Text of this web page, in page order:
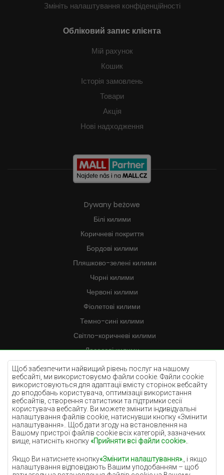
Щоб забезпечити найвищий рівень послуг на нашому
вебсайті, ми використовуємо файли cookie. Файли cookie
використовуються для адаптації вмісту сторінок вебсайту
до вподобань користувача, оптимізації використання
вебсайтів, створення статистики та підтримки сесії
користувача вебсайту. Ви можете змінити індивідуальні
налаштування файлів cookie, натиснувши кнопку «Змінити
налаштування».. Щоб дати згоду на встановлення на
Вашому пристрої файлів cookie всіх категорій, зазначених
вище, натисніть кнопку«Прийняти всі файли cookie».
Якщо Ви натиснете кнопку«Змінити налаштування». , і якщо
налаштування відповідають Вашим уподобанням – щоб
Змініть налаштування конфіденційності
Обліковий запис клієнта
Мій рахунок
Кошик
Історія замовлень
Товари
Акція
Нові надходження
Dywany beżowe
Білі килими
Коричневі покриття
Бордові килими
Пляшково-зелені килими
Чорні килими
Червоні килими
Фіолетові килими
Темно-сині килими
Світло-коричневі килими
Лососеві килими
Кремові килими
Бузкові килими
Жовті килими
М'ятні килими
Блакитні килими
Помаранчеві килими
Сірі покриття